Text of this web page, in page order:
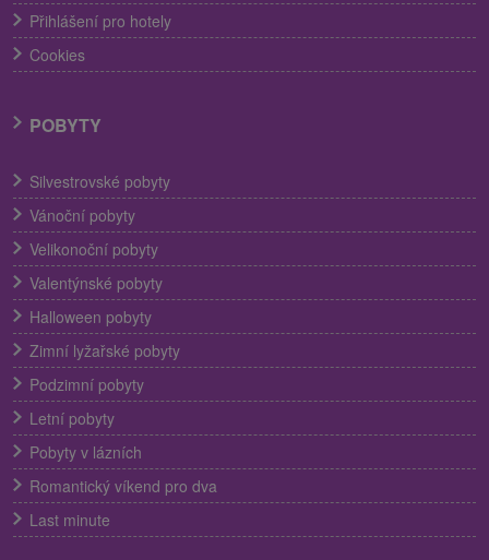
Přihlášení pro hotely
Cookies
POBYTY
Silvestrovské pobyty
Vánoční pobyty
Velikonoční pobyty
Valentýnské pobyty
Halloween pobyty
Zimní lyžařské pobyty
Podzimní pobyty
Letní pobyty
Pobyty v lázních
Romantický víkend pro dva
Last minute